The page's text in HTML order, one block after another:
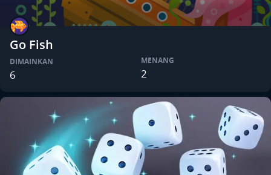
Go Fish
DIMAINKAN
6
MENANG
2